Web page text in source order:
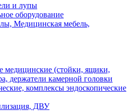
и лупы
оборудование
Медицинская мебель,
медицинские (стойки, ящики,
держатели камерной головки
комплексы эндоскопические
ДВУ